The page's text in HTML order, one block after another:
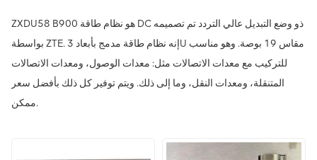
ZXDU58 B900 هو نظام طاقة DC ذو وضع التبديل عالي التردد تم تصميمه
بواسطة ZTE. إنه نظام طاقة مدمج بأبعاد 3U مقاس 19 بوصة. وهو مناسب
للتركيب مع معدات الاتصالات مثل: معدات الوصول، ومعدات الاتصالات
المتنقلة، ومعدات النقل، وما إلى ذلك. ويتم توفير كل ذلك بأفضل سعر
ممكن.